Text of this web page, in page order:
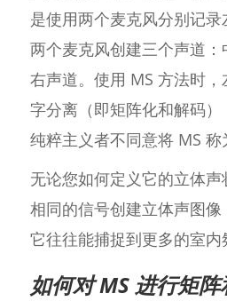
是使用两个麦克风分别记
两个麦克风创建三个声道
右声道。使用 MS 方法时
字分离（即矩阵化和解码
纯粹主义者不同意将 MS 称
无论您如何定义它的立体
相同的信号创建立体声图像
它往往能捕捉到更多的室内
如何对 MS 进行矩